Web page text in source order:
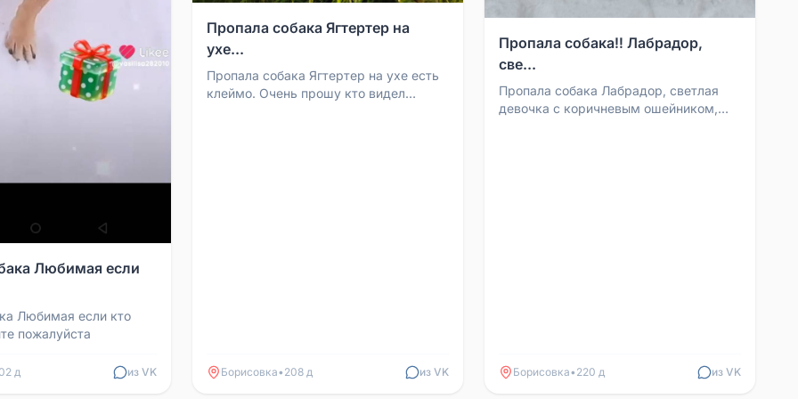
Любимая если
Любимая если кто
пожалуйста
д из VK
Пропала собака Ягтертер на
ухе...
Пропала собака Ягтертер на ухе есть
клеймо. Очень прошу кто видел
Борисовка• 208 д из VK
Пропала собака‼️ Лабрадор,
све...
Пропала собака Лабрадор, светлая
девочка с коричневым ошейником,
Борисовка• 220 д из VK